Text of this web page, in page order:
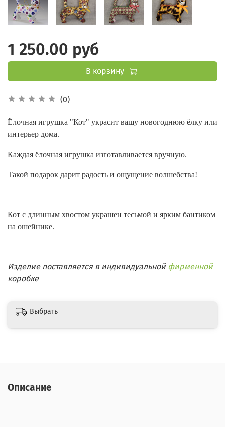
(0)
1 250.00 руб
В корзину
Ёлочная игрушка "Кот" украсит вашу новогоднюю ёлку или
интерьер дома.
Каждая ёлочная игрушка изготавливается вручную.
Такой подарок дарит радость и ощущение волшебства!
Кот с длинным хвостом украшен тесьмой и ярким бантиком
на ошейнике.
Изделие поставляется в индивидуальной фирменной
коробке
Выбрать
Описание